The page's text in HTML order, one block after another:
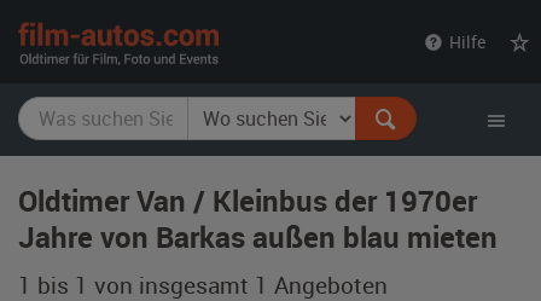
Hilfe
Oldtimer Van / Kleinbus der 1970er
Jahre von Barkas außen blau mieten
1 bis 1 von insgesamt 1 Angeboten